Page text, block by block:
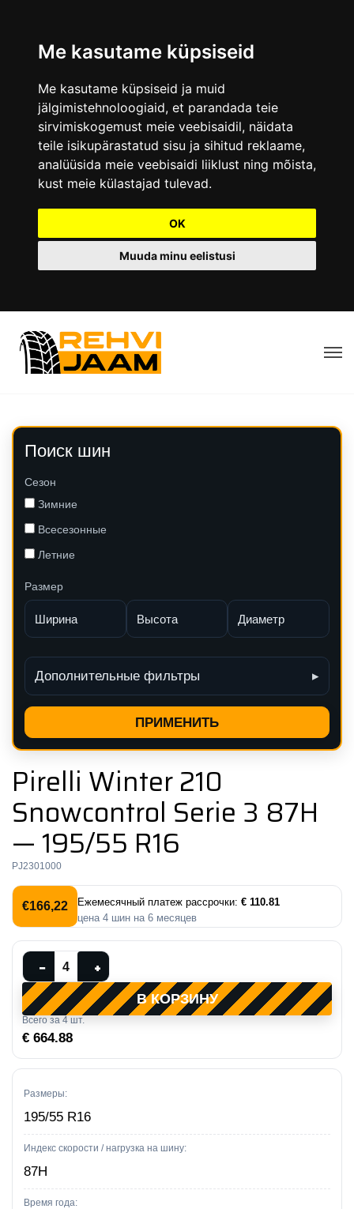
Me kasutame küpsiseid
Me kasutame küpsiseid ja muid
jälgimistehnoloogiaid, et parandada teie
sirvimiskogemust meie veebisaidil, näidata
teile isikupärastatud sisu ja sihitud reklaame,
analüüsida meie veebisaidi liiklust ning mõista,
kust meie külastajad tulevad.
OK
Muuda minu eelistusi
Поиск шин
Сезон
Зимние
Всесезонные
Летние
Размер
Дополнительные фильтры
ПРИМЕНИТЬ
Pirelli Winter 210
Snowcontrol Serie 3 87H
— 195/55 R16
PJ2301000
€166,22 Ежемесячный платеж рассрочки: € 110.81
цена 4 шин на 6 месяцев
Всего за 4 шт.
€ 664.88
− + Количество
товара
Pirelli
Snowcontrol
87H
—
В КОРЗИНУ
Размеры:
195/55 R16
Индекс скорости / нагрузка на шину:
87H
Время года: